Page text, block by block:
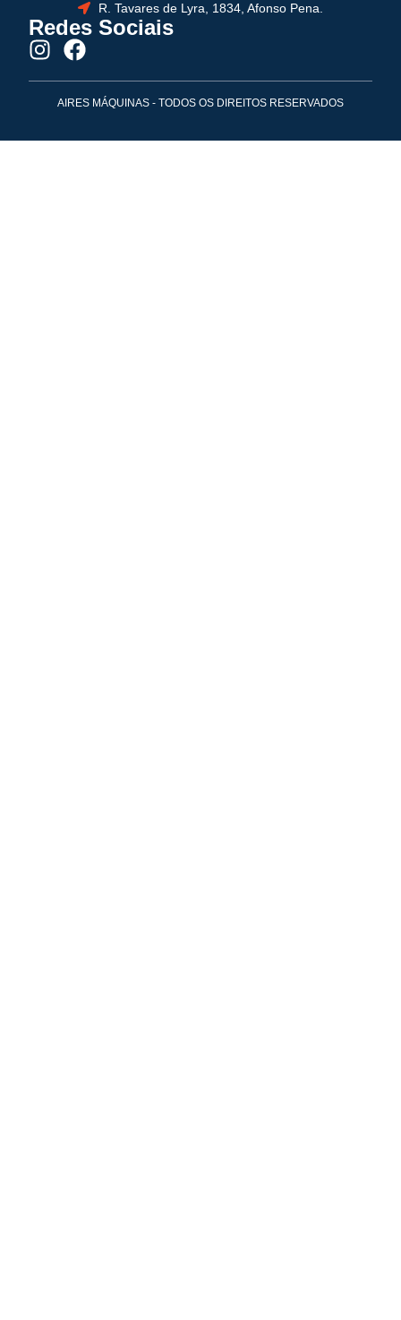
R. Tavares de Lyra, 1834, Afonso Pena.
Redes Sociais
AIRES MÁQUINAS - TODOS OS DIREITOS RESERVADOS